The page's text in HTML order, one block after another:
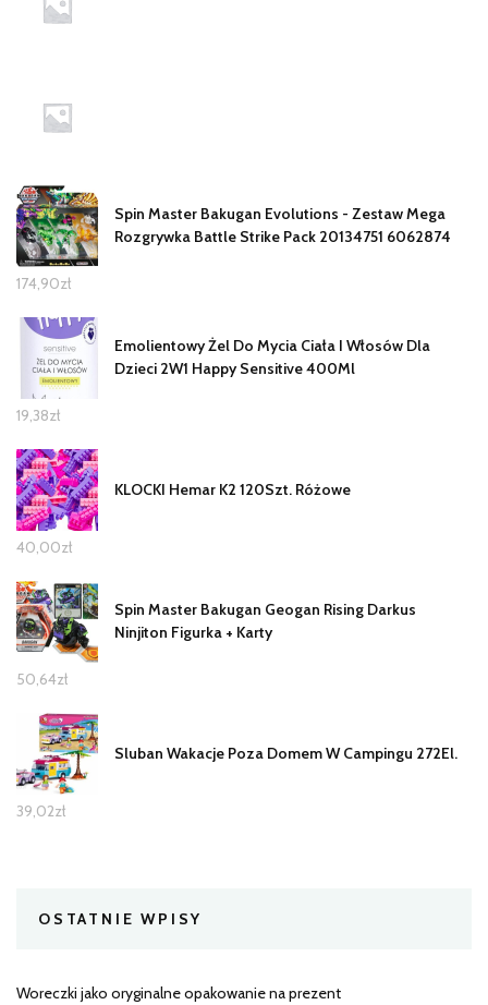
Spin Master Bakugan Evolutions - Zestaw Mega
Rozgrywka Battle Strike Pack 20134751 6062874
174,90zł
Emolientowy Żel Do Mycia Ciała I Włosów Dla
Dzieci 2W1 Happy Sensitive 400Ml
19,38zł
KLOCKI Hemar K2 120Szt. Różowe
40,00zł
Spin Master Bakugan Geogan Rising Darkus
Ninjiton Figurka + Karty
50,64zł
Sluban Wakacje Poza Domem W Campingu 272El.
39,02zł
OSTATNIE WPISY
Woreczki jako oryginalne opakowanie na prezent